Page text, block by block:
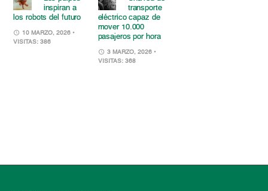
inspiran a
los robots del futuro
10 MARZO, 2026 •
VISITAS: 386
transporte
eléctrico capaz de
mover 10.000
pasajeros por hora
3 MARZO, 2026 •
VISITAS: 368